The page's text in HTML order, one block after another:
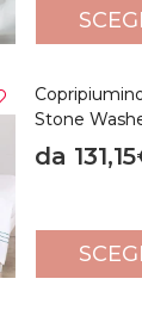
Stone
da